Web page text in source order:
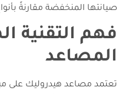
صيانتها المنخفضة مقارنةً
فهم التقنية
المصاعد
تعتمد مصاعد هيدروليك على